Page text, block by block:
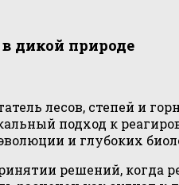
дикой природе
лесов, степей и
подход к
и глубоких
решений, когда